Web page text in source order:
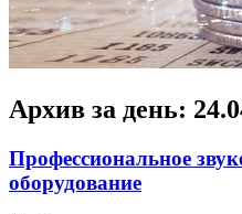
Архив за день:
Профессиональное
оборудование